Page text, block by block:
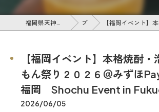
福岡県天神のレストランなら舞鶴キッチン ブログ 【福岡イベント】本格焼酎・泡盛とうまいもん祭り２
【福岡イベント】本格焼酎・
もん祭り２０２６＠みずほ
福岡 Shochu Event in
2026/06/05